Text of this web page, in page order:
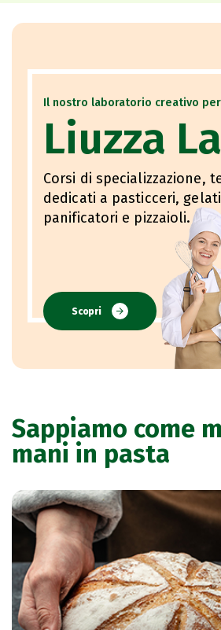
Il nostro laboratorio creativo
Liuzza
Corsi di specializzazione,
dedicati a pasticceri,
panificatori e pizzaioli.
Scopri
Sappiamo come
mani in pasta